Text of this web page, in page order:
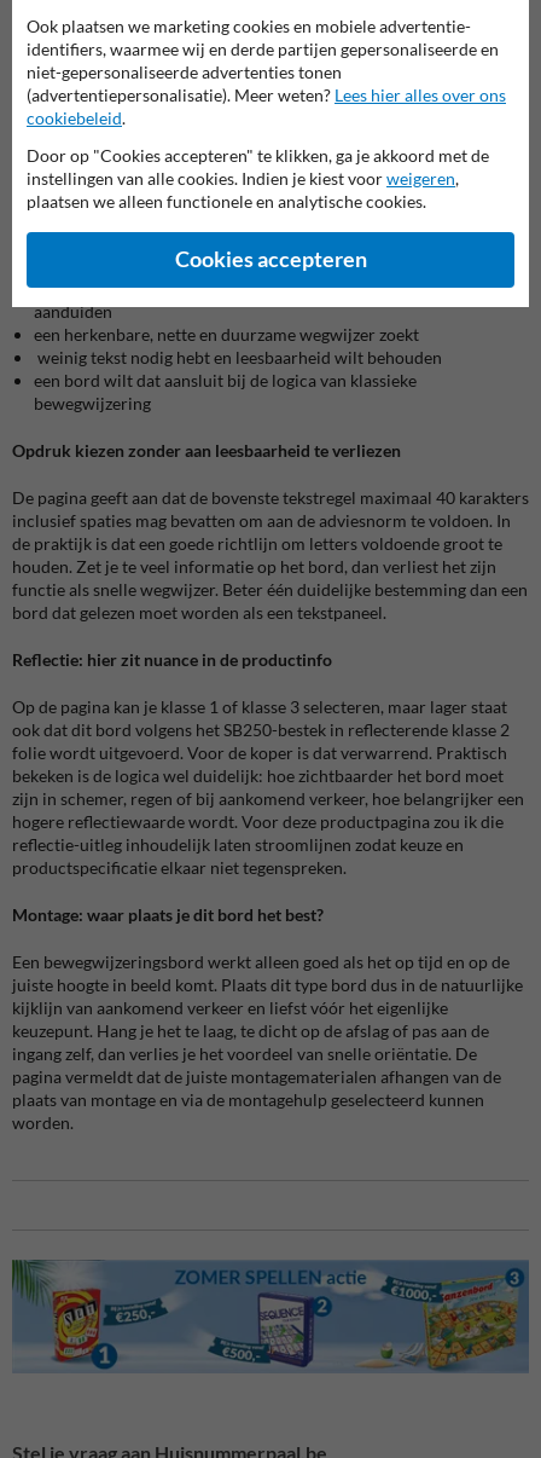
Kies eerder een volledig maatwerkbord of een groter rechthoekig
terreinbord wanneer je meerdere regels tekst nodig hebt, bijkomende
instructies wilt tonen of een complexere routing moet uitwerken.
Deze pagina waarschuwt zelf dat meer tekst automatisch kleinere
letters geeft. Dat is een belangrijk signaal: dit model werkt het best
met een korte, gerichte bestemming in plaats van uitgebreide uitleg.
Dit bord is vooral interessant als je:
een openbare inrichting of publieke functie naar rechts wilt
aanduiden
een herkenbare, nette en duurzame wegwijzer zoekt
weinig tekst nodig hebt en leesbaarheid wilt behouden
een bord wilt dat aansluit bij de logica van klassieke
bewegwijzering
Opdruk kiezen zonder aan leesbaarheid te verliezen
De pagina geeft aan dat de bovenste tekstregel maximaal 40 karakters
inclusief spaties mag bevatten om aan de adviesnorm te voldoen. In
de praktijk is dat een goede richtlijn om letters voldoende groot te
houden. Zet je te veel informatie op het bord, dan verliest het zijn
functie als snelle wegwijzer. Beter één duidelijke bestemming dan een
bord dat gelezen moet worden als een tekstpaneel.
Reflectie: hier zit nuance in de productinfo
Op de pagina kan je klasse 1 of klasse 3 selecteren, maar lager staat
ook dat dit bord volgens het SB250-bestek in reflecterende klasse 2
folie wordt uitgevoerd. Voor de koper is dat verwarrend. Praktisch
bekeken is de logica wel duidelijk: hoe zichtbaarder het bord moet
zijn in schemer, regen of bij aankomend verkeer, hoe belangrijker een
hogere reflectiewaarde wordt. Voor deze productpagina zou ik die
reflectie-uitleg inhoudelijk laten stroomlijnen zodat keuze en
productspecificatie elkaar niet tegenspreken.
Montage: waar plaats je dit bord het best?
Een bewegwijzeringsbord werkt alleen goed als het op tijd en op de
juiste hoogte in beeld komt. Plaats dit type bord dus in de natuurlijke
kijklijn van aankomend verkeer en liefst vóór het eigenlijke
keuzepunt. Hang je het te laag, te dicht op de afslag of pas aan de
ingang zelf, dan verlies je het voordeel van snelle oriëntatie. De
pagina vermeldt dat de juiste montagematerialen afhangen van de
plaats van montage en via de montagehulp geselecteerd kunnen
worden.
Stel je vraag aan Huisnummerpaal.be
Ook plaatsen we marketing cookies en mobiele advertentie-
identifiers, waarmee wij en derde partijen gepersonaliseerde en
niet-gepersonaliseerde advertenties tonen
(advertentiepersonalisatie). Meer weten? Lees hier alles over ons
cookiebeleid.
Door op "Cookies accepteren" te klikken, ga je akkoord met de
instellingen van alle cookies. Indien je kiest voorweigeren,
plaatsen we alleen functionele en analytische cookies.
Cookies accepteren